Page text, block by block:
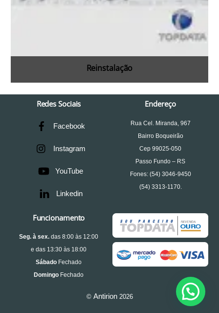
Reinstalação
Redes Sociais
Facebook
Instagram
YouTube
Linkedin
Endereço
Rua Cel. Miranda, 967
Bairro Boqueirão
Cep 99025-050
Passo Fundo – RS
Fones: (54) 3046-9450
(54) 3313-1170.
Funcionamento
Seg. à sex.das 8:00 às 12:00
e das 13:30 às 18:00
SábadoFechado
DomingoFechado
© Antirion2026